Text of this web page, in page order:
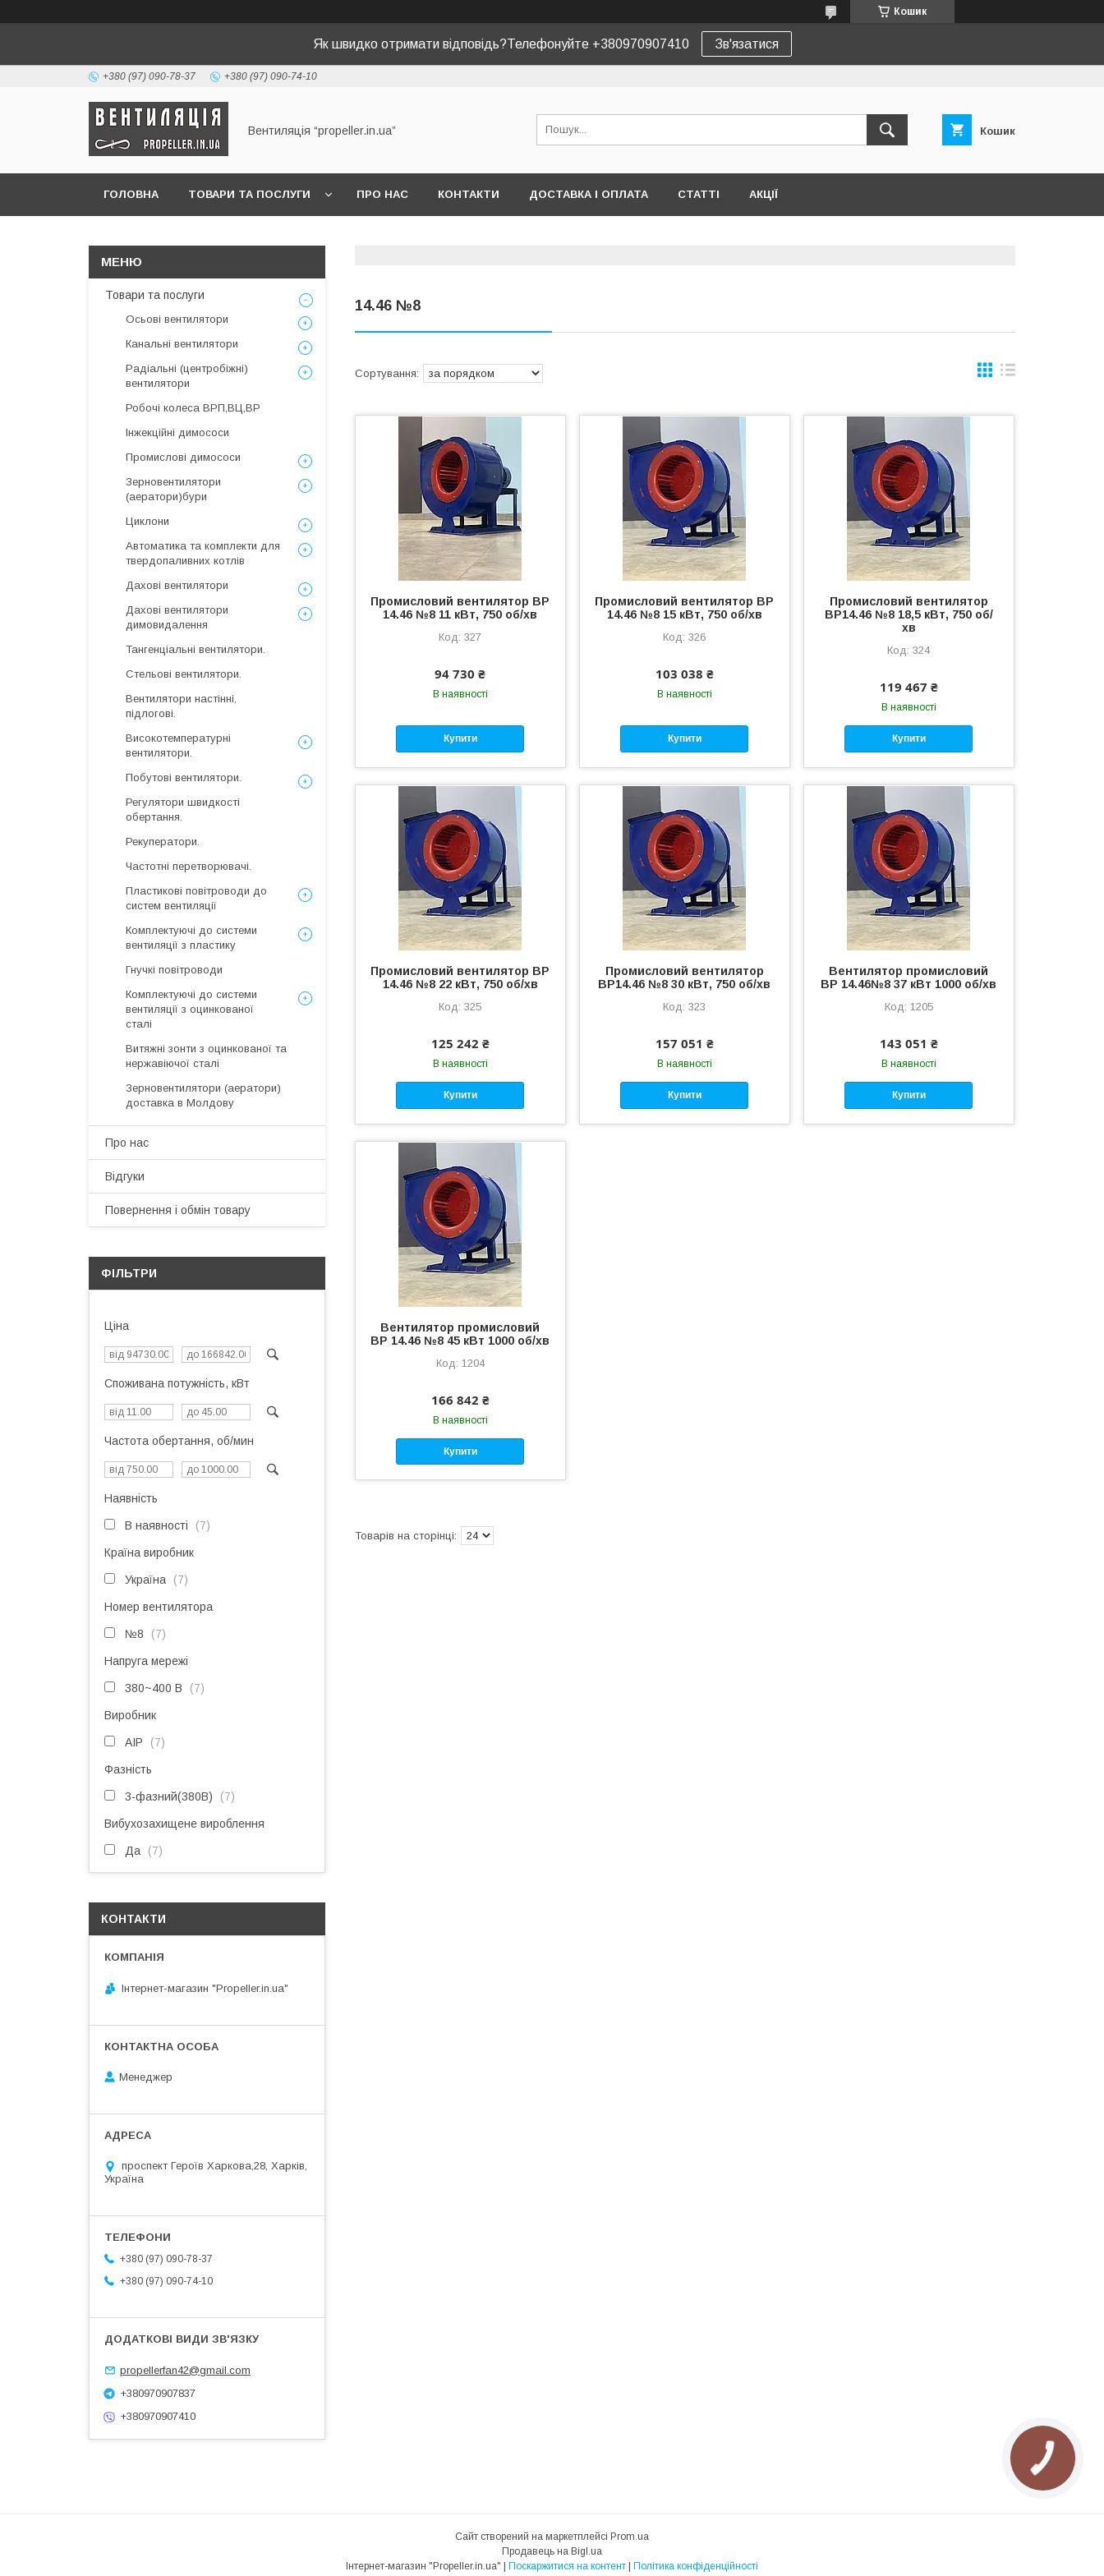
Кошик
Як швидко отримати відповідь?Телефонуйте +380970907410 Зв'язатися
+380 (97) 090-78-37 +380 (97) 090-74-10
Вентиляція “propeller.in.ua” Кошик
ГОЛОВНА ТОВАРИ ТА ПОСЛУГИ ПРО НАС КОНТАКТИ ДОСТАВКА І ОПЛАТА СТАТТІ АКЦІЇ
14.46 №8
Промисловий вентилятор ВР
14.46 №8 11 кВт, 750 об/хв
327
94 730 ₴
В наявності
Купити
Промисловий вентилятор ВР
14.46 №8 15 кВт, 750 об/хв
326
103 038 ₴
В наявності
Купити
Промисловий вентилятор
ВР14.46 №8 18,5 кВт, 750 об/
хв
324
119 467 ₴
В наявності
Купити
Промисловий вентилятор ВР
14.46 №8 22 кВт, 750 об/хв
325
125 242 ₴
В наявності
Купити
Промисловий вентилятор
ВР14.46 №8 30 кВт, 750 об/хв
323
157 051 ₴
В наявності
Купити
Вентилятор промисловий
ВР 14.46№8 37 кВт 1000 об/хв
1205
143 051 ₴
В наявності
Купити
Вентилятор промисловий
ВР 14.46 №8 45 кВт 1000 об/хв
1204
166 842 ₴
В наявності
Купити
Товари та послуги
Осьові вентилятори
Канальні вентилятори
Радіальні (центробіжні)
вентилятори
Робочі колеса ВРП,ВЦ,ВР
Інжекційні димососи
Промислові димососи
Зерновентилятори
(аератори)бури
Циклони
Автоматика та комплекти для
твердопаливних котлів
Дахові вентилятори
Дахові вентилятори
димовидалення
Тангенціальні вентилятори.
Стельові вентилятори.
Вентилятори настінні,
підлогові.
Високотемпературні
вентилятори.
Побутові вентилятори.
Регулятори швидкості
обертання.
Рекуператори.
Частотні перетворювачі.
Пластикові повітроводи до
систем вентиляції
Комплектуючі до системи
вентиляції з пластику
Гнучкі повітроводи
Комплектуючі до системи
вентиляції з оцинкованої
сталі
Витяжні зонти з оцинкованої та
нержавіючої сталі
Зерновентилятори (аератори)
доставка в Молдову
Про нас
Відгуки
Повернення і обмін товару
ФІЛЬТРИ
Ціна
Споживана потужність, кВт
Частота обертання, об/мин
Наявність
В наявності 7
Країна виробник
Україна 7
Номер вентилятора
№8 7
Напруга мережі
380~400 В 7
Виробник
АІР 7
Фазність
3-фазний(380В) 7
Вибухозахищене вироблення
Да 7
КОНТАКТИ
Інтернет-магазин "Propeller.in.ua"
Менеджер
проспект Героїв Харкова,28, Харків,
Україна
+380 (97) 090-78-37
+380 (97) 090-74-10
propellerfan42@gmail.com
+380970907837
+380970907410
Сайт створений на маркетплейсі Prom.ua
Продавець на Bigl.ua
Інтернет-магазин "Propeller.in.ua" | Поскаржитися на контент | Політика конфіденційності